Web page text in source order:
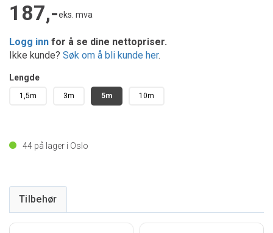
187,-eks. mva
Logg inn for å se dine nettopriser.
Ikke kunde? Søk om å bli kunde her.
Lengde
1,5m 3m 5m 10m
44 på lager i Oslo
Tilbehør